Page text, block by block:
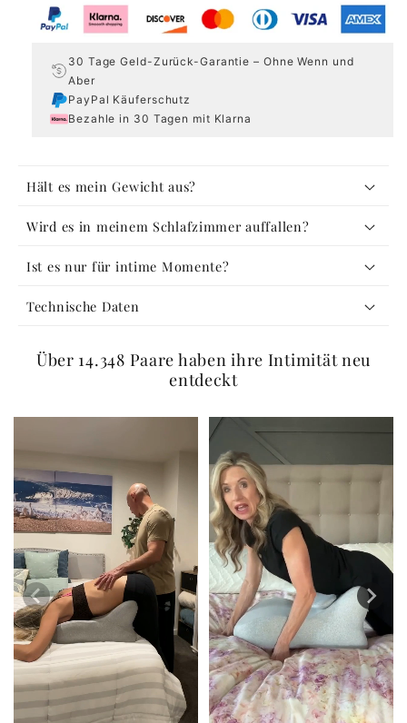
30 Tage Geld-Zurück-Garantie – Ohne Wenn und
Aber
PayPal Käuferschutz
Bezahle in 30 Tagen mit Klarna
E
n
k
a
a
e
r
I
n
h
a
l
t
Hält es mein Gewicht aus?
Wird es in meinem Schlafzimmer auffallen?
Ist es nur für intime Momente?
Technische Daten
Über 14.348 Paare haben ihre Intimität neu
entdeckt